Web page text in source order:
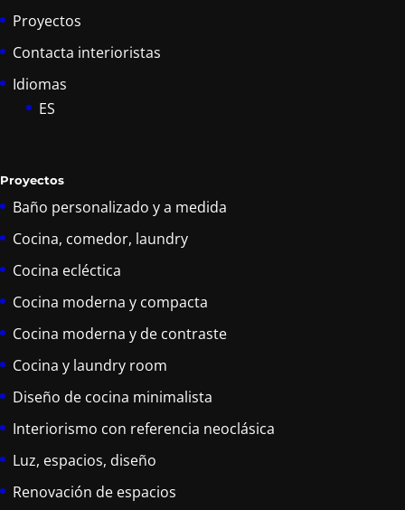
Proyectos
Contacta interioristas
Idiomas
ES
Proyectos
Baño personalizado y a medida
Cocina, comedor, laundry
Cocina ecléctica
Cocina moderna y compacta
Cocina moderna y de contraste
Cocina y laundry room
Diseño de cocina minimalista
Interiorismo con referencia neoclásica
Luz, espacios, diseño
Renovación de espacios